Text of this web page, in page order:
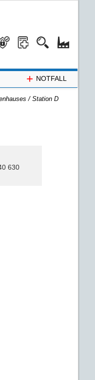
+ NOTFALL
/ Station D
630